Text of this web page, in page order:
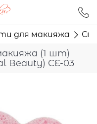
для макияжа
(1 шт)
Beauty) CE-03